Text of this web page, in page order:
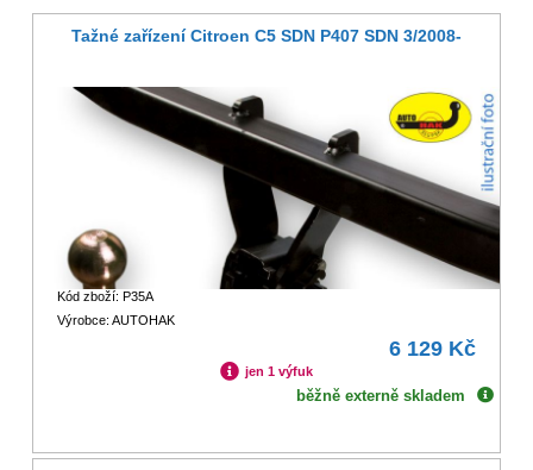
Tažné zařízení Citroen C5 SDN P407 SDN 3/2008-
Kód zboží: P35A
Výrobce: AUTOHAK
6 129 Kč
jen 1 výfuk
běžně externě skladem